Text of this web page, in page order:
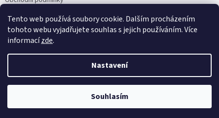
Tento web používá soubory cookie. Dalším procházením
tohoto webu vyjadřujete souhlas s jejich používáním. Více
informacízde.
Nastavení
Souhlasím
Doprava a platba
Vytvořil Shoptet
Vtipné dárky. Všechna práva vyhrazena.